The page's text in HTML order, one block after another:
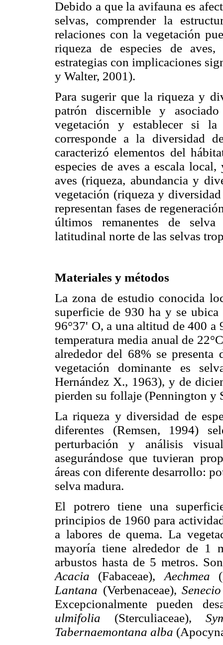
Debido a que la avifauna es
selvas, comprender la
relaciones con la vegetación
riqueza de especies de
estrategias con implicaciones
y Walter, 2001).
Para sugerir que la riqueza y
patrón discernible y
vegetación y establecer si la
corresponde a la diversidad
caracterizó elementos del
especies de aves a escala
aves (riqueza, abundancia y
vegetación (riqueza y
representan fases de
últimos remanentes de
latitudinal norte de las selvas
Materiales y métodos
La zona de estudio conocida
superficie de 930 ha y se
96°37' O, a una altitud de 400 a
temperatura media anual de
alrededor del 68% se
vegetación dominante es
Hernández X., 1963), y de
pierden su follaje (Pennington y
La riqueza y diversidad de
diferentes (Remsen, 1994)
perturbación y análisis
asegurándose que tuvieran
áreas con diferente desarrollo:
selva madura.
El potrero tiene una
principios de 1960 para
a labores de quema. La
mayoría tiene alrededor de 1
arbustos hasta de 5 metros.
Acacia (Fabaceae), Aechmea
Lantana (Verbenaceae),
Excepcionalmente pueden
ulmifolia (Sterculiaceae),
Tabernaemontana alba